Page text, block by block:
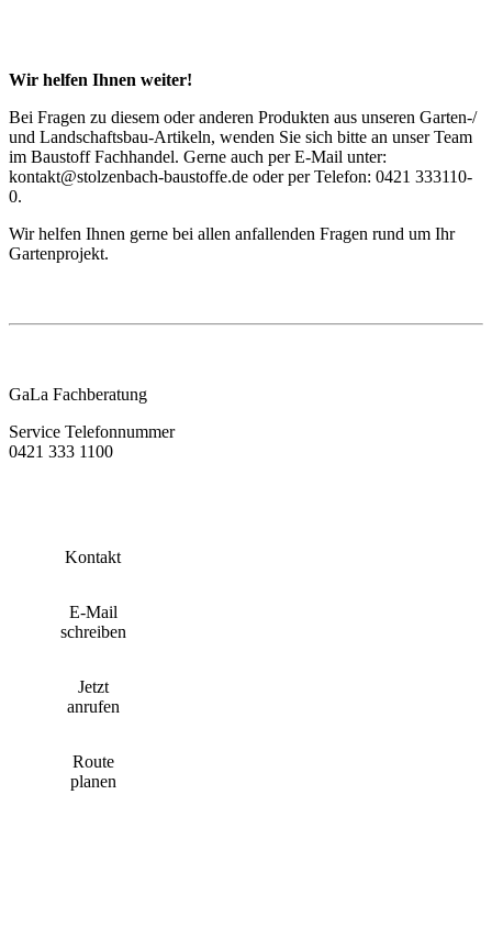
Wir helfen Ihnen weiter!
Bei Fragen zu diesem oder anderen Produkten aus unseren Garten-/
und Landschaftsbau-Artikeln, wenden Sie sich bitte an unser Team
im Baustoff Fachhandel. Gerne auch per E-Mail unter:
kontakt@stolzenbach-baustoffe.de oder per Telefon: 0421 333110-
0.
Wir helfen Ihnen gerne bei allen anfallenden Fragen rund um Ihr
Gartenprojekt.
GaLa Fachberatung
Service Telefonnummer
0421 333 1100
Kontakt
E-Mail
schreiben
Jetzt
anrufen
Route
planen